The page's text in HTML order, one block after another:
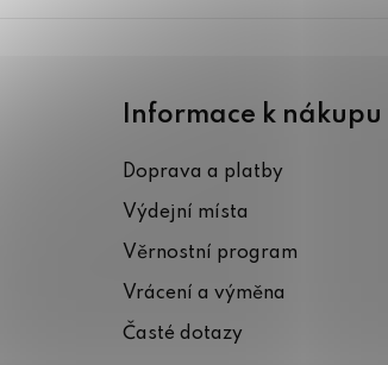
Informace k nákupu
Doprava a platby
Výdejní místa
Věrnostní program
Vrácení a výměna
Časté dotazy